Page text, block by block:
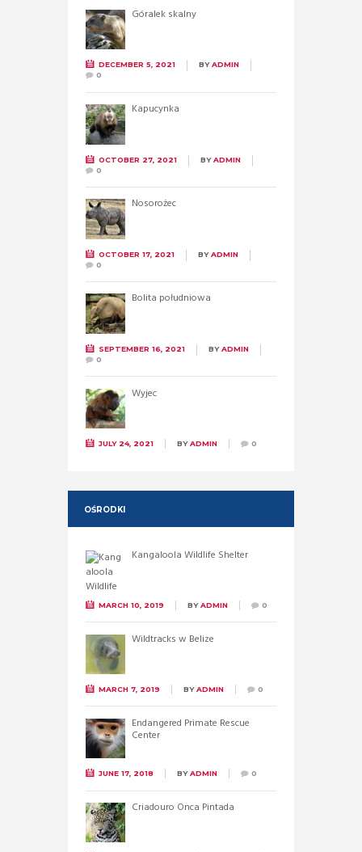
Góralek skalny
DECEMBER 5, 2021 BYADMIN
0
Kapucynka
OCTOBER 27, 2021 BYADMIN
0
Nosorożec
OCTOBER 17, 2021 BYADMIN
0
Bolita południowa
SEPTEMBER 16, 2021 BYADMIN
0
Wyjec
JULY 24, 2021 BYADMIN 0
OŚRODKI
Kangaloola Wildlife Shelter
MARCH 10, 2019 BYADMIN 0
Wildtracks w Belize
MARCH 7, 2019 BYADMIN 0
Endangered Primate Rescue
Center
JUNE 17, 2018 BYADMIN 0
Criadouro Onca Pintada